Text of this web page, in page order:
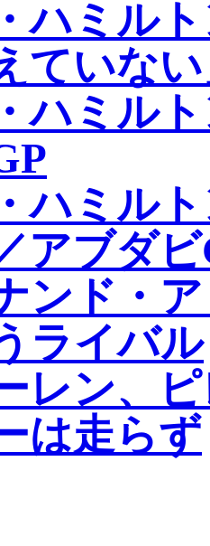
ハミル
ていな
ハミル
ハミル
アブダ
ンド・
ライバル
レン、
は走らず